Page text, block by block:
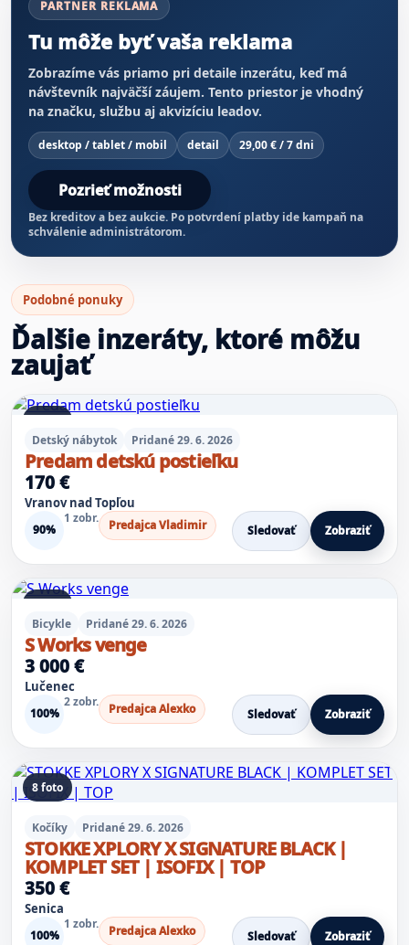
PARTNER REKLAMA
Tu môže byť vaša reklama
Zobrazíme vás priamo pri detaile inzerátu, keď má
návštevník najväčší záujem. Tento priestor je vhodný
na značku, službu aj akvizíciu leadov.
desktop / tablet / mobil detail 29,00 € / 7 dni
Pozrieť možnosti
Bez kreditov a bez aukcie. Po potvrdení platby ide kampaň na
schválenie administrátorom.
Podobné ponuky
Ďalšie inzeráty, ktoré môžu
zaujať
5 foto
Detský nábytok
Pridané 29. 6. 2026
Predam detskú postieľku
170 €
Vranov nad Topľou
90%
1 zobr. Predajca Vladimir Sledovať Zobraziť
8 foto
Bicykle
Pridané 29. 6. 2026
S Works venge
3 000 €
Lučenec
100%
2 zobr. Predajca Alexko Sledovať Zobraziť
8 foto
Kočíky Pridané 29. 6. 2026
STOKKE XPLORY X SIGNATURE BLACK |
KOMPLET SET | ISOFIX | TOP
350 €
Senica
100%
1 zobr. Predajca Alexko Sledovať Zobraziť